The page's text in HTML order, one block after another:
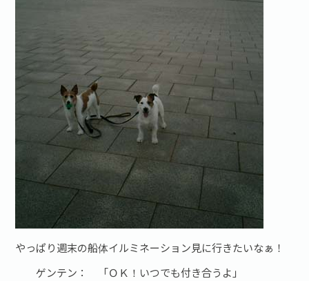
やっぱり週末の船体イルミネーション見に行きたいなぁ！
ゲンテン： 「ＯＫ！いつでも付き合うよ」